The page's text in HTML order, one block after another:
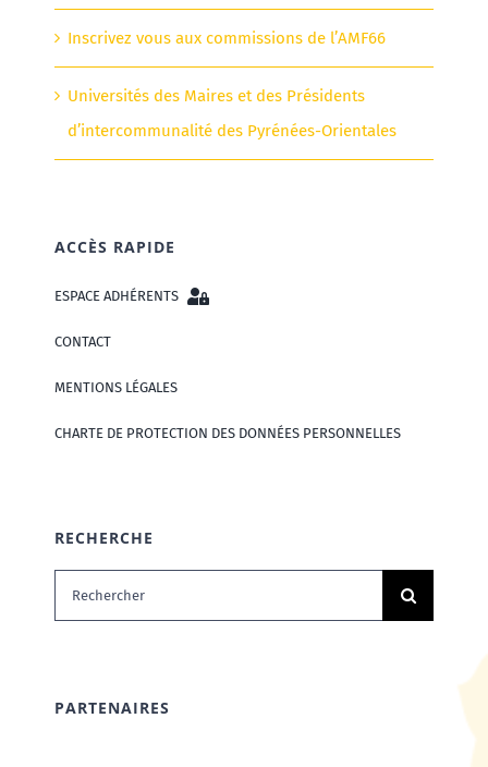
Inscrivez vous aux commissions de l’AMF66
Universités des Maires et des Présidents
d’intercommunalité des Pyrénées-Orientales
ACCÈS RAPIDE
ESPACE ADHÉRENTS
CONTACT
MENTIONS LÉGALES
CHARTE DE PROTECTION DES DONNÉES PERSONNELLES
RECHERCHE
Rechercher:
PARTENAIRES